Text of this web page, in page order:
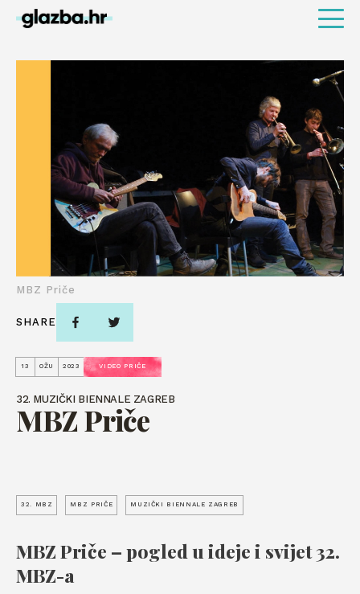
13 OŽU 2023 VIDEO PRIČE
32. MUZIČKI BIENNALE ZAGREB
MBZ Priče
MBZ Priče
SHARE
32. MBZ MBZ PRIČE MUZIČKI BIENNALE ZAGREB
MBZ Priče – pogled u ideje i svijet 32.
MBZ-a